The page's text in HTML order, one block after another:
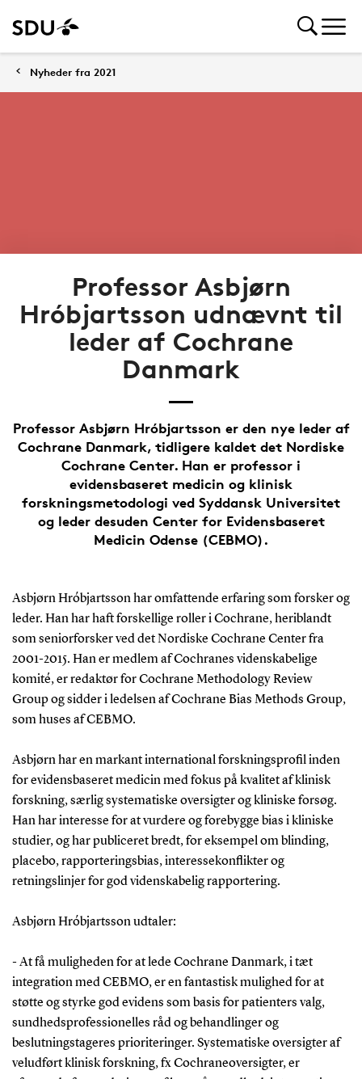
Nyheder fra 2021
Professor Asbjørn
Hróbjartsson udnævnt til
leder af Cochrane
Danmark
Professor Asbjørn Hróbjartsson er den nye leder af
Cochrane Danmark, tidligere kaldet det Nordiske
Cochrane Center. Han er professor i
evidensbaseret medicin og klinisk
forskningsmetodologi ved Syddansk Universitet
og leder desuden Center for Evidensbaseret
Medicin Odense (CEBMO).
Asbjørn Hróbjartsson har omfattende erfaring som forsker og
leder. Han har haft forskellige roller i Cochrane, heriblandt
som seniorforsker ved det Nordiske Cochrane Center fra
2001-2015. Han er medlem af Cochranes videnskabelige
komité, er redaktør for Cochrane Methodology Review
Group og sidder i ledelsen af Cochrane Bias Methods Group,
som huses af CEBMO.
Asbjørn har en markant international forskningsprofil inden
for evidensbaseret medicin med fokus på kvalitet af klinisk
forskning, særlig systematiske oversigter og kliniske forsøg.
Han har interesse for at vurdere og forebygge bias i kliniske
studier, og har publiceret bredt, for eksempel om blinding,
placebo, rapporteringsbias, interessekonflikter og
retningslinjer for god videnskabelig rapportering.
Asbjørn Hróbjartsson udtaler:
- At få muligheden for at lede Cochrane Danmark, i tæt
integration med CEBMO, er en fantastisk mulighed for at
støtte og styrke god evidens som basis for patienters valg,
sundhedsprofessionelles råd og behandlinger og
beslutningstageres prioriteringer. Systematiske oversigter af
veludført klinisk forskning, fx Cochraneoversigter, er